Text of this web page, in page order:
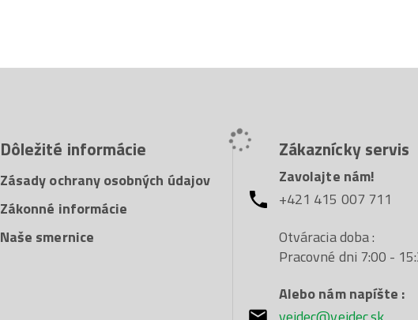
biologicky
rúk. Ideálne pre
kúpeľniach alebo na
Dôležité informácie
Zásady ochrany osobných údajov
Zákonné informácie
Naše smernice
Zákaznícky servis
Zavolajte nám!
+421 415 007 711
Otváracia doba :
Pracovné dni 7:00 -
Alebo nám napíšte :